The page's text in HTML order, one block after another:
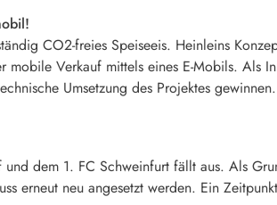
CO2-freies Speiseeis. Heinleins
Verkauf mittels eines E-Mobils. Als
Umsetzung des Projektes
dem 1. FC Schweinfurt fällt aus. Als
erneut neu angesetzt werden. Ein